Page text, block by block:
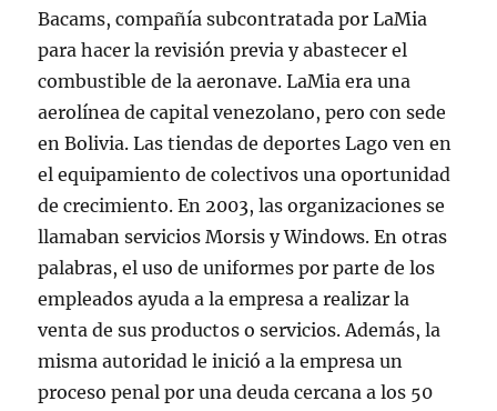
Bacams, compañía subcontratada por LaMia
para hacer la revisión previa y abastecer el
combustible de la aeronave. LaMia era una
aerolínea de capital venezolano, pero con sede
en Bolivia. Las tiendas de deportes Lago ven en
el equipamiento de colectivos una oportunidad
de crecimiento. En 2003, las organizaciones se
llamaban servicios Morsis y Windows. En otras
palabras, el uso de uniformes por parte de los
empleados ayuda a la empresa a realizar la
venta de sus productos o servicios. Además, la
misma autoridad le inició a la empresa un
proceso penal por una deuda cercana a los 50